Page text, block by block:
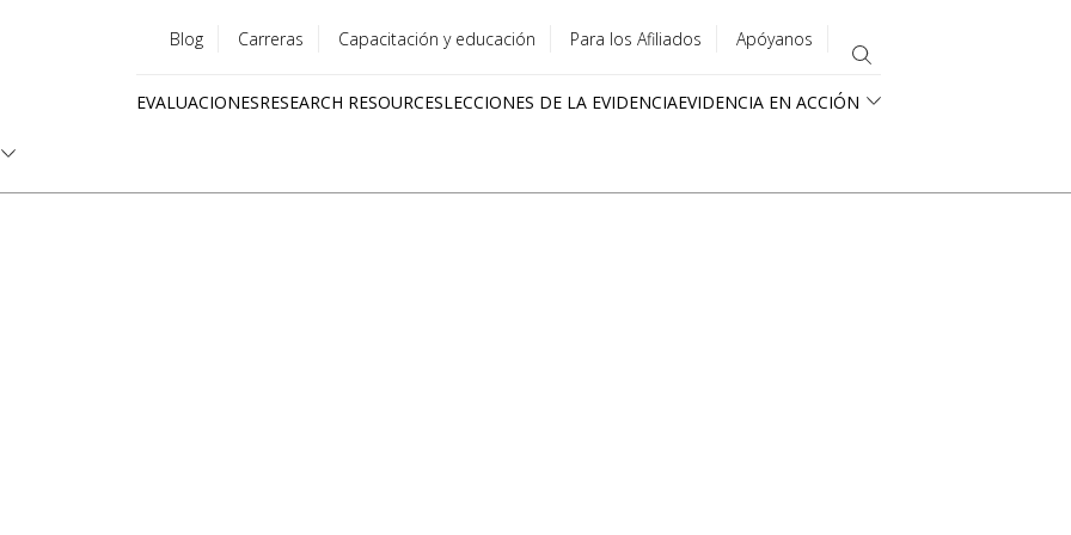
menu
Blog Carreras Capacitación y educación Para los Afiliados Apóyanos
EVALUACIONESRESEARCH RESOURCESLECCIONES DE LA EVIDENCIAEVIDENCIA EN ACCIÓN